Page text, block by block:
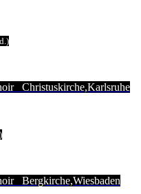
Christuskirche,Karlsruhe
Bergkirche,Wiesbaden